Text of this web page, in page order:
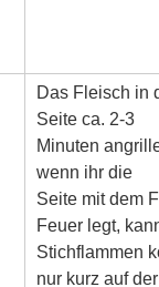
Das Fleisch in
Seite ca. 2-3
Minuten
wenn ihr die
Seite mit dem
Feuer legt,
Stichflammen
nur kurz auf